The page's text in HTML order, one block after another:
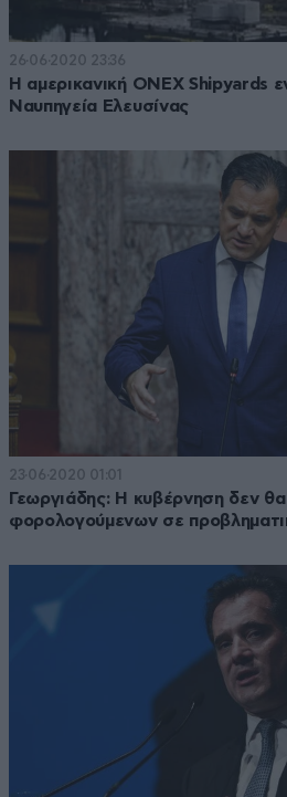
26·06·2020 23:36
Η αμερικανική ONEX Shipyards
Ναυπηγεία Ελευσίνας
23·06·2020 01:01
Γεωργιάδης: Η κυβέρνηση δεν
φορολογούμενων σε